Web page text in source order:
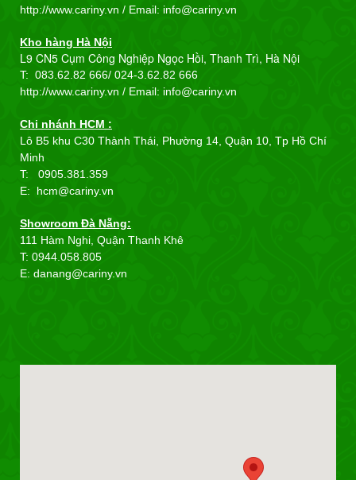
http://www.cariny.vn / Email: info@cariny.vn
Kho hàng Hà Nội
L9 CN5 Cụm Công Nghiệp Ngọc Hồi, Thanh Trì, Hà Nội
T: 083.62.82 666/ 024-3.62.82 666
http://www.cariny.vn / Email: info@cariny.vn
Chi nhánh HCM :
Lô B5 khu C30 Thành Thái, Phường 14, Quận 10, Tp Hồ Chí
Minh
T: 0905.381.359
E: hcm@cariny.vn
Showroom Đà Nẵng:
111 Hàm Nghi, Quận Thanh Khê
T: 0944.058.805
E: danang@cariny.vn